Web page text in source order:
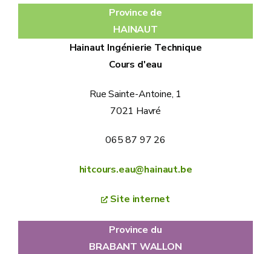
Province de
HAINAUT
Hainaut Ingénierie Technique
Cours d'eau
Rue Sainte-Antoine, 1
7021 Havré
065 87 97 26
hitcours.eau@hainaut.be
Site internet
Province du
BRABANT WALLON